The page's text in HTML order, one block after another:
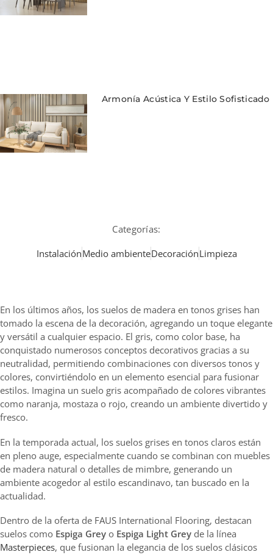
Armonía Acústica Y Estilo Sofisticado
Categorías:
InstalaciónMedio ambienteDecoraciónLimpieza
En los últimos años, los suelos de madera en tonos grises han
tomado la escena de la decoración, agregando un toque elegante
y versátil a cualquier espacio. El gris, como color base, ha
conquistado numerosos conceptos decorativos gracias a su
neutralidad, permitiendo combinaciones con diversos tonos y
colores, convirtiéndolo en un elemento esencial para fusionar
estilos. Imagina un suelo gris acompañado de colores vibrantes
como naranja, mostaza o rojo, creando un ambiente divertido y
fresco.
En la temporada actual, los suelos grises en tonos claros están
en pleno auge, especialmente cuando se combinan con muebles
de madera natural o detalles de mimbre, generando un
ambiente acogedor al estilo escandinavo, tan buscado en la
actualidad.
Dentro de la oferta de FAUS International Flooring, destacan
suelos como Espiga Grey o Espiga Light Grey de la línea
Masterpieces, que fusionan la elegancia de los suelos clásicos